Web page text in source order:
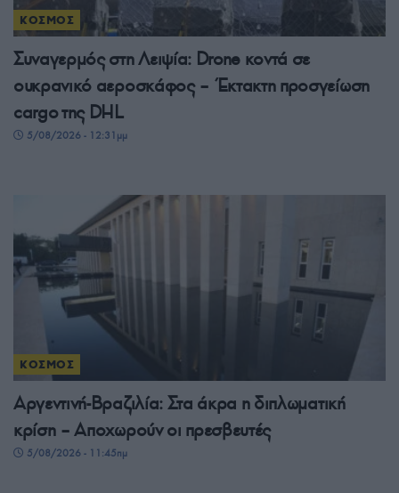
ΚΟΣΜΟΣ
Συναγερμός στη Λειψία: Drone κοντά σε
ουκρανικό αεροσκάφος – Έκτακτη προσγείωση
cargo της DHL
5/08/2026 - 12:31μμ
ΚΟΣΜΟΣ
Αργεντινή-Βραζιλία: Στα άκρα η διπλωματική
κρίση – Αποχωρούν οι πρεσβευτές
5/08/2026 - 11:45πμ